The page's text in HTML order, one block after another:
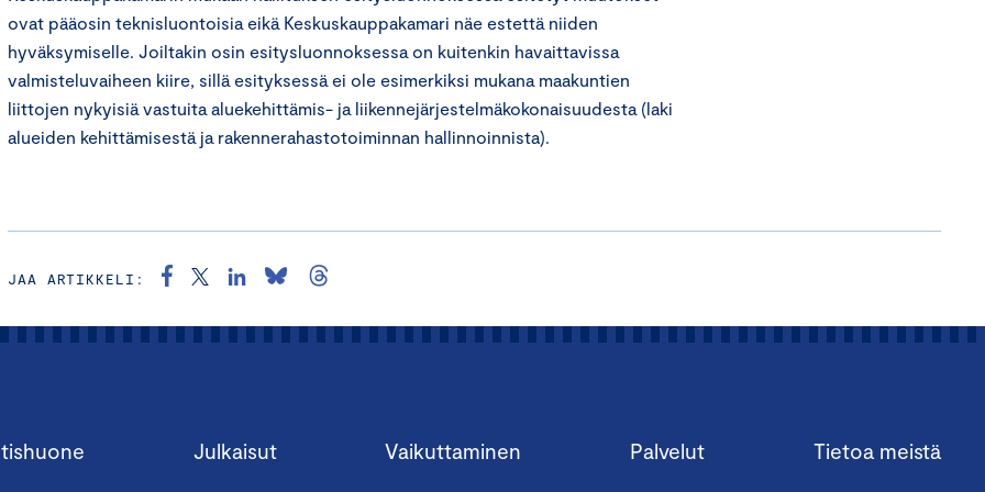
ovat pääosin teknisluontoisia eikä Keskuskauppakamari näe estettä niiden
hyväksymiselle. Joiltakin osin esitysluonnoksessa on kuitenkin havaittavissa
valmisteluvaiheen kiire, sillä esityksessä ei ole esimerkiksi mukana maakuntien
liittojen nykyisiä vastuita aluekehittämis- ja liikennejärjestelmäkokonaisuudesta (laki
alueiden kehittämisestä ja rakennerahastotoiminnan hallinnoinnista).
JAA ARTIKKELI:
Julkaisut Vaikuttaminen Palvelut Tietoa meistä